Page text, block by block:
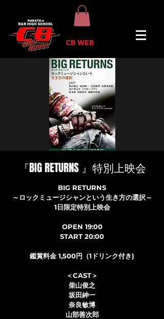
CB WEB
『BIG RETURNS 』特別上映会
BIG RETURNS
～ロックミュージシャンという生き方の選択～
1日限定特別上映会
OPEN 19:00
START 20:00
鑑賞料金 1,500円（1ドリンク付き)
＜CAST＞
柴山俊之
坂田紳一
奈良敏博
山部善次郎